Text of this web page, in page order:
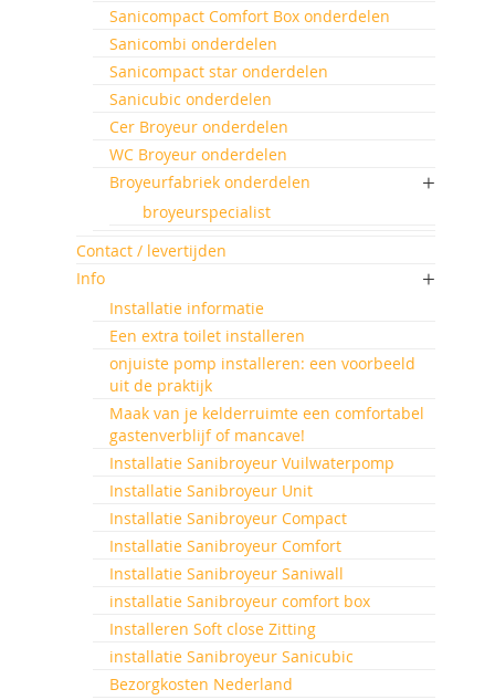
Sanicompact Comfort Box onderdelen
Sanicombi onderdelen
Sanicompact star onderdelen
Sanicubic onderdelen
Cer Broyeur onderdelen
WC Broyeur onderdelen
Broyeurfabriek onderdelen
broyeurspecialist
Contact / levertijden
Info
Installatie informatie
Een extra toilet installeren
onjuiste pomp installeren: een voorbeeld
uit de praktijk
Maak van je kelderruimte een comfortabel
gastenverblijf of mancave!
Installatie Sanibroyeur Vuilwaterpomp
Installatie Sanibroyeur Unit
Installatie Sanibroyeur Compact
Installatie Sanibroyeur Comfort
Installatie Sanibroyeur Saniwall
installatie Sanibroyeur comfort box
Installeren Soft close Zitting
installatie Sanibroyeur Sanicubic
Bezorgkosten Nederland